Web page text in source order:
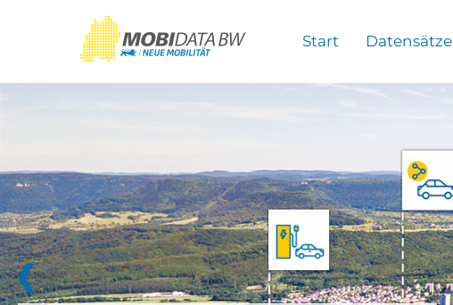
Start Datensätze
❮